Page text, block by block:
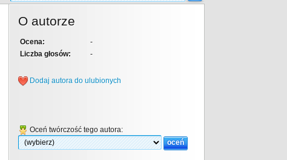
O autorze
Ocena:
-
Liczba głosów:
-
Dodaj autora do ulubionych
Oceń twórczość tego autora: